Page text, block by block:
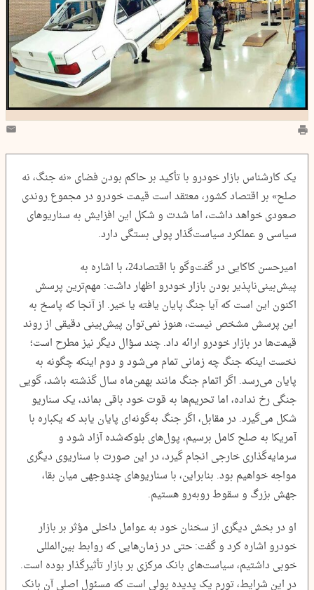
یک کارشناس بازار خودرو با تأکید بر حاکم بودن فضای «نه جنگ، نه
صلح» بر اقتصاد کشور، معتقد است قیمت خودرو در مجموع روندی
صعودی خواهد داشت، اما شدت و شکل این افزایش به سناریو‌های
سیاسی و عملکرد سیاست‌گذار پولی بستگی دارد.
امیرحسن کاکایی در گفت‌وگو با اقتصاد24، با اشاره به
پیش‌بینی‌ناپذیر بودن بازار خودرو اظهار داشت: مهم‌ترین پرسش
اکنون این است که آیا جنگ پایان یافته یا خیر. از آنجا که پاسخ به
این پرسش مشخص نیست، هنوز نمی‌توان پیش‌بینی دقیقی از روند
قیمت‌ها در بازار خودرو ارائه داد. چند سؤال دیگر نیز مطرح است؛
نخست اینکه جنگ چه زمانی تمام می‌شود و دوم اینکه چگونه به
پایان می‌رسد. اگر اتمام جنگ مانند بهمن‌ماه سال گذشته باشد، گویی
جنگی رخ نداده، اما تحریم‌ها به قوت خود باقی بماند، یک سناریو
شکل می‌گیرد. در مقابل، اگر جنگ به‌گونه‌ای پایان یابد که یکباره با
آمریکا به صلح کامل برسیم، پول‌های بلوکه‌شده آزاد شود و
سرمایه‌گذاری خارجی انجام گیرد، در این صورت با سناریوی دیگری
مواجه خواهیم بود. بنابراین، با سناریو‌های چندوجهی میان بقا،
جهش بزرگ و سقوط روبه‌رو هستیم.
او در بخش دیگری از سخنان خود به عوامل داخلی مؤثر بر بازار
خودرو اشاره کرد و گفت: حتی در زمان‌هایی که روابط بین‌المللی
خوبی داشتیم، سیاست‌های بانک مرکزی بر بازار تأثیرگذار بوده است.
در این شرایط، تورم یک پدیده پولی است که مسئول اصلی آن بانک